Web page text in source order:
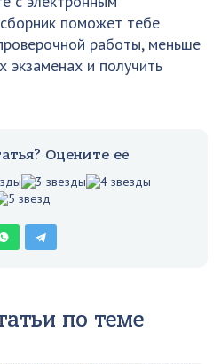
поможет тебе
работы, меньше
экзаменах и получить
Оцените её
по теме